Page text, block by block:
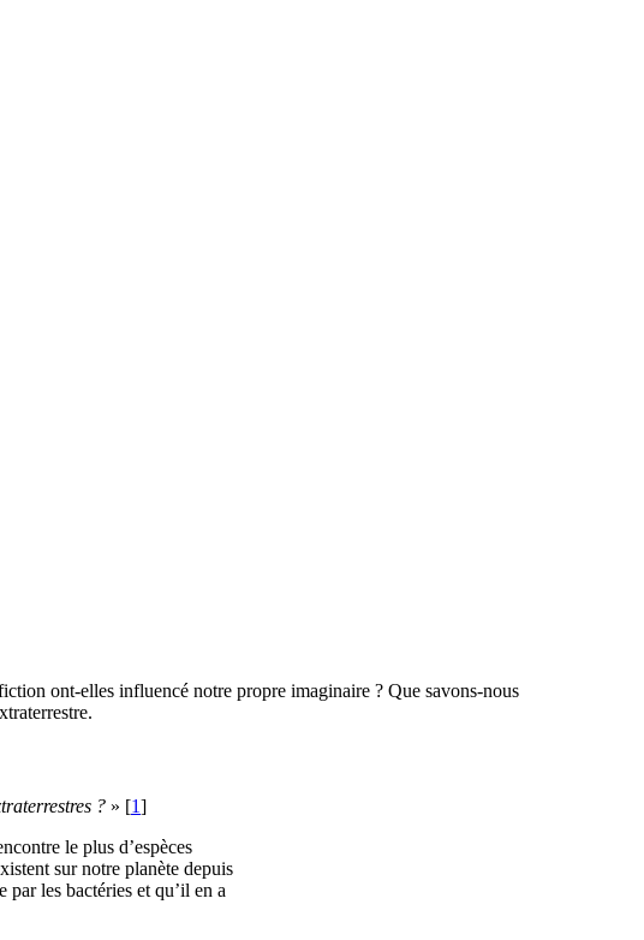
ont-elles influencé notre propre imaginaire ? Que savons-nous
? » [1]
le plus d’espèces
sur notre planète depuis
les bactéries et qu’il en a